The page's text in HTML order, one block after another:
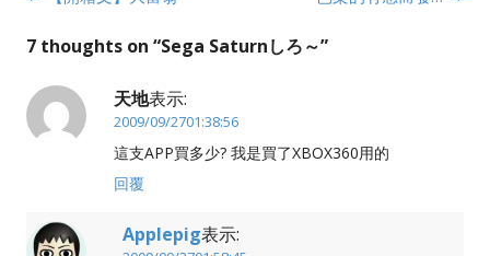
7 thoughts on “Sega Saturnしろ～”
天地表示:
2009/09/2701:38:56
這支APP買多少? 我是買了XBOX360用的
回覆
Applepig表示: